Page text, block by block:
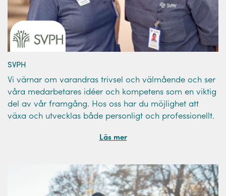
SVPH
Vi värnar om varandras trivsel och välmående och ser
våra medarbetares idéer och kompetens som en viktig
del av vår framgång. Hos oss har du möjlighet att
växa och utvecklas både personligt och professionellt.
Läs mer